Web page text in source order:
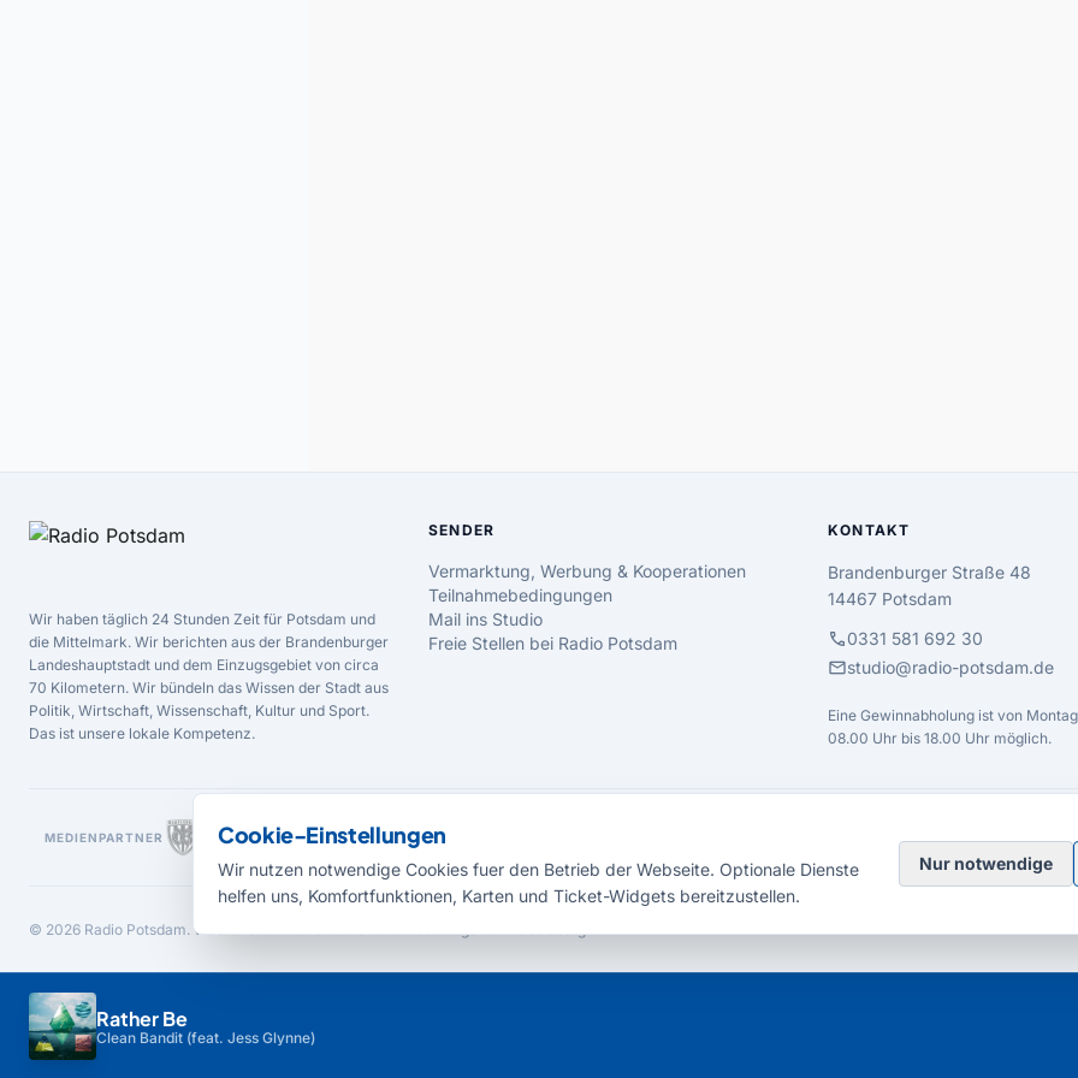
Rather Be
Clean Bandit (feat. Jess Glynne)
Wir haben täglich 24 Stunden Zeit für Potsdam und
die Mittelmark. Wir berichten aus der Brandenburger
Landeshauptstadt und dem Einzugsgebiet von circa
70 Kilometern. Wir bündeln das Wissen der Stadt aus
Politik, Wirtschaft, Wissenschaft, Kultur und Sport.
Das ist unsere lokale Kompetenz.
SENDER
Vermarktung, Werbung & Kooperationen
Teilnahmebedingungen
Mail ins Studio
Freie Stellen bei Radio Potsdam
KONTAKT
Brandenburger Straße 48
14467 Potsdam
call0331 581 692 30
mailstudio@radio-potsdam.de
Eine Gewinnabholung ist von
08.00 Uhr bis 18.00 Uhr möglich.
MEDIENPARTNER
© 2026 Radio Potsdam. Webseite entwickelt durch dieMedienagentur Babelsberg
Cookie-Einstellungen
Wir nutzen notwendige Cookies fuer den Betrieb der Webseite. Optionale Dienste
helfen uns, Komfortfunktionen, Karten und Ticket-Widgets bereitzustellen.
Nur notwendige